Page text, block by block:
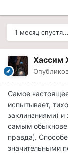
1 месяц спустя...
Хассим
Самое
испытывает,
заклинаниями) и
самым
правда).
значительными